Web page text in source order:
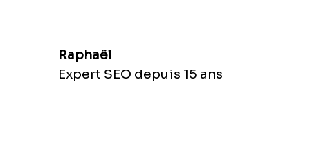
Raphaël
Expert SEO depuis 15 ans